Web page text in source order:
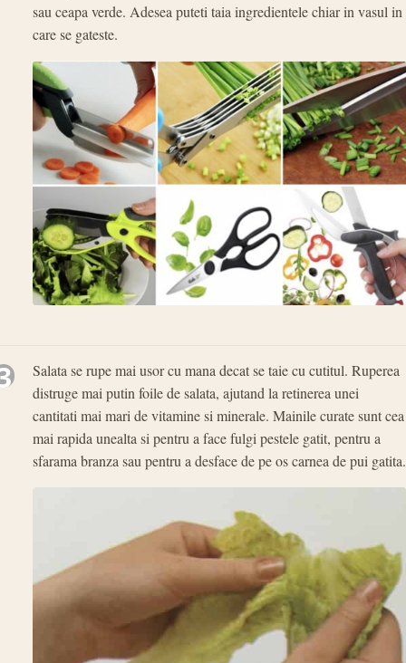
sau ceapa verde. Adesea puteti taia ingredientele chiar in vasul in
care se gateste.
Salata se rupe mai usor cu mana decat se taie cu cutitul. Ruperea
distruge mai putin foile de salata, ajutand la retinerea unei
cantitati mai mari de vitamine si minerale. Mainile curate sunt cea
mai rapida unealta si pentru a face fulgi pestele gatit, pentru a
sfarama branza sau pentru a desface de pe os carnea de pui gatita.